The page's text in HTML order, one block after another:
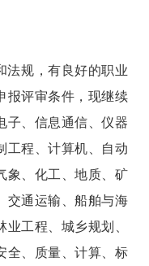
法规，有良好的职业
报评审条件，现继续
子、信息通信、仪器
工程、计算机、自动
象、化工、地质、矿
交通运输、船舶与海
工程、城乡规划、
全、质量、计算、标